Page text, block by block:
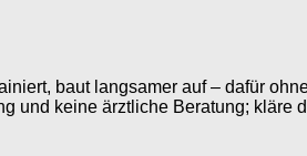
baut langsamer auf – dafür
und keine ärztliche Beratung; kläre